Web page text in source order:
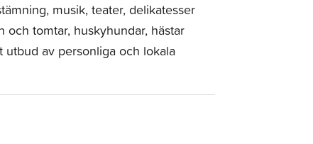
musik, teater, delikatesser
tomtar, huskyhundar, hästar
av personliga och lokala